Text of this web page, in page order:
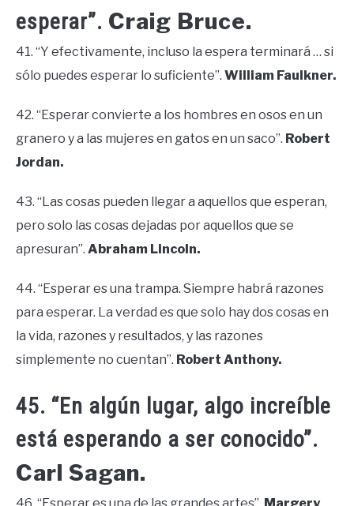
esperar”. Craig Bruce.
41. “Y efectivamente, incluso la espera terminará … si
sólo puedes esperar lo suficiente”. William Faulkner.
42. “Esperar convierte a los hombres en osos en un
granero y a las mujeres en gatos en un saco”. Robert
Jordan.
43. “Las cosas pueden llegar a aquellos que esperan,
pero solo las cosas dejadas por aquellos que se
apresuran”. Abraham Lincoln.
44. “Esperar es una trampa. Siempre habrá razones
para esperar. La verdad es que solo hay dos cosas en
la vida, razones y resultados, y las razones
simplemente no cuentan”. Robert Anthony.
45. “En algún lugar, algo increíble
está esperando a ser conocido”.
Carl Sagan.